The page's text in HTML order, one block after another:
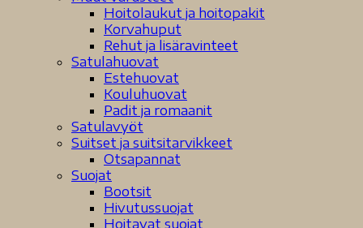
Hoitolaukut ja hoitopakit
Korvahuput
Rehut ja lisäravinteet
Satulahuovat
Estehuovat
Kouluhuovat
Padit ja romaanit
Satulavyöt
Suitset ja suitsitarvikkeet
Otsapannat
Suojat
Bootsit
Hivutussuojat
Hoitavat suojat